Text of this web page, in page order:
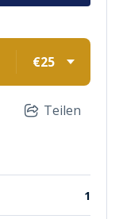
€25
Teilen
1